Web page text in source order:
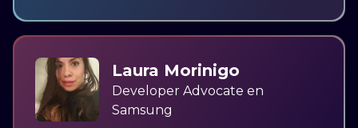
Laura Morinigo
Developer Advocate en
Samsung